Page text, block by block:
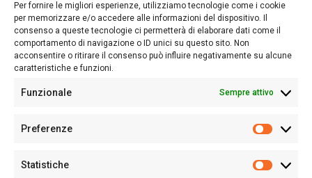
Per fornire le migliori esperienze, utilizziamo tecnologie come i cookie
per memorizzare e/o accedere alle informazioni del dispositivo. Il
consenso a queste tecnologie ci permetterà di elaborare dati come il
comportamento di navigazione o ID unici su questo sito. Non
acconsentire o ritirare il consenso può influire negativamente su alcune
caratteristiche e funzioni.
Funzionale Sempre attivo
Preferenze
Statistiche
nostro passato e, soprattutto, al nostro futuro
Follow Us
Sede:Via Cristoforo Colombo 09013 Carbonia
Partita IVA02270380922